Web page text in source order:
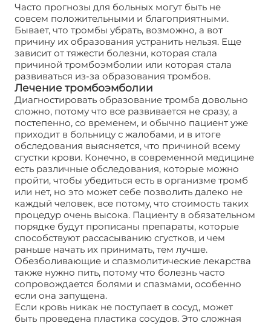
Часто прогнозы для больных могут быть не
совсем положительными и благоприятными.
Бывает, что тромбы убрать, возможно, а вот
причину их образования устранить нельзя. Еще
зависит от тяжести болезни, которая стала
причиной тромбоэмболии или которая стала
развиваться из-за образования тромбов.
Лечение тромбоэмболии
Диагностировать образование тромба довольно
сложно, потому что все развивается не сразу, а
постепенно, со временем, и обычно пациент уже
приходит в больницу с жалобами, и в итоге
обследования выясняется, что причиной всему
сгустки крови. Конечно, в современной медицине
есть различные обследования, которые можно
пройти, чтобы убедиться есть в организме тромб
или нет, но это может себе позволить далеко не
каждый человек, все потому, что стоимость таких
процедур очень высока. Пациенту в обязательном
порядке будут прописаны препараты, которые
способствуют рассасыванию сгустков, и чем
раньше начать их принимать, тем лучше.
Обезболивающие и спазмолитические лекарства
также нужно пить, потому что болезнь часто
сопровождается болями и спазмами, особенно
если она запущена.
Если кровь никак не поступает в сосуд, может
быть проведена пластика сосудов. Это сложная